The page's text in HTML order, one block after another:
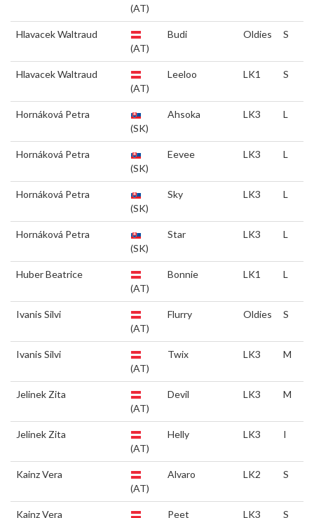
(AT)
Hlavacek Waltraud
(AT)
Budi Oldies S
Hlavacek Waltraud
(AT)
Leeloo LK1 S
Hornáková Petra
(SK)
Ahsoka LK3 L
Hornáková Petra
(SK)
Eevee LK3 L
Hornáková Petra
(SK)
Sky LK3 L
Hornáková Petra
(SK)
Star LK3 L
Huber Beatrice
(AT)
Bonnie LK1 L
Ivanis Silvi
(AT)
Flurry Oldies S
Ivanis Silvi
(AT)
Twix LK3 M
Jelinek Zita
(AT)
Devil LK3 M
Jelinek Zita
(AT)
Helly LK3 I
Kainz Vera
(AT)
Alvaro LK2 S
Kainz Vera
Peet LK3 S